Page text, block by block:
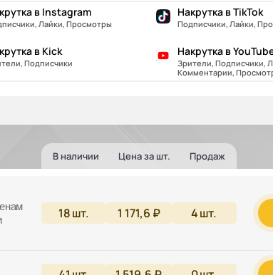
в Instagram
Лайки, Просмотры
Накрутка в TikTok
Подписчики, Лайки,
в Kick
Подписчики
Накрутка в
Зрители, Подписчики,
Комментарии,
В наличии Цена за шт. Продаж
18шт. 1 171,6 ₽ 4шт.